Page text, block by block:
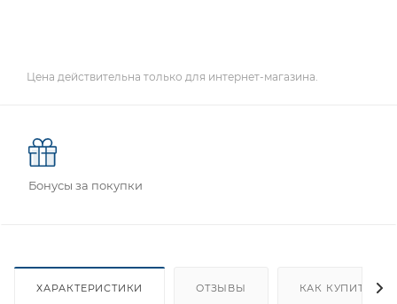
Цена действительна только для интернет-магазина.
Бонусы за покупки
ХАРАКТЕРИСТИКИ ОТЗЫВЫ КАК КУПИТЬ